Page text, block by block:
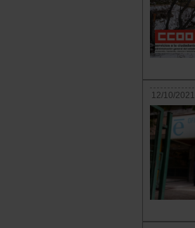
12/10/2021